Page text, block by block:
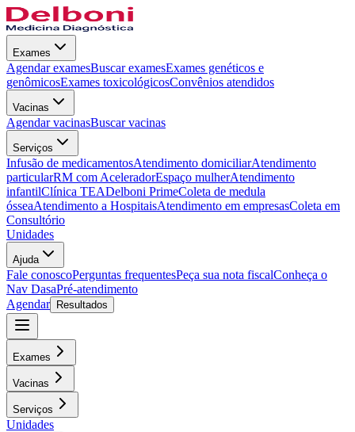
Exames
Agendar examesBuscar examesExames genéticos e
genômicosExames toxicológicosConvênios atendidos
Vacinas
Agendar vacinasBuscar vacinas
Serviços
Infusão de medicamentosAtendimento domiciliarAtendimento
particularRM com AceleradorEspaço mulherAtendimento
infantilClínica TEADelboni PrimeColeta de medula
ósseaAtendimento a HospitaisAtendimento em empresasColeta em
Consultório
Unidades
Ajuda
Fale conoscoPerguntas frequentesPeça sua nota fiscalConheça o
Nav DasaPré-atendimento
Agendar
Resultados
Exames
Vacinas
Serviços
Unidades